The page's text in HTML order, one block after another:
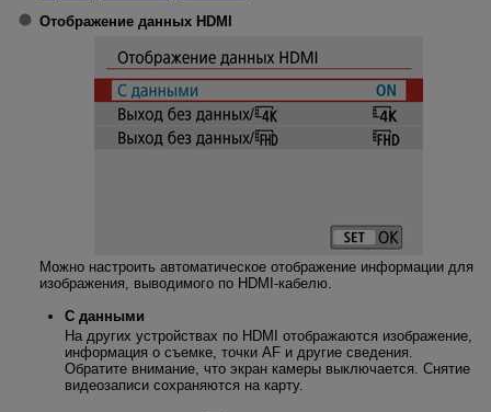
Отображение данных HDMI
Можно настроить автоматическое отображение информации для
изображения, выводимого по HDMI-кабелю.
С данными
На других устройствах по HDMI отображаются изображение,
информация о съемке, точки AF и другие сведения.
Обратите внимание, что экран камеры выключается. Снятие
видеозаписи сохраняются на карту.